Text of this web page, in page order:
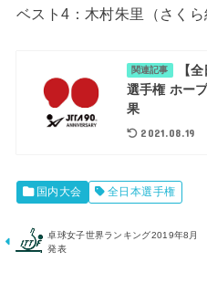
ベスト4：木村朱里（さくら
関連記事
【
選手権 ホー
果
2021.08.19
国内大会 全日本選手権
卓球女子世界ランキング2019年8月
発表